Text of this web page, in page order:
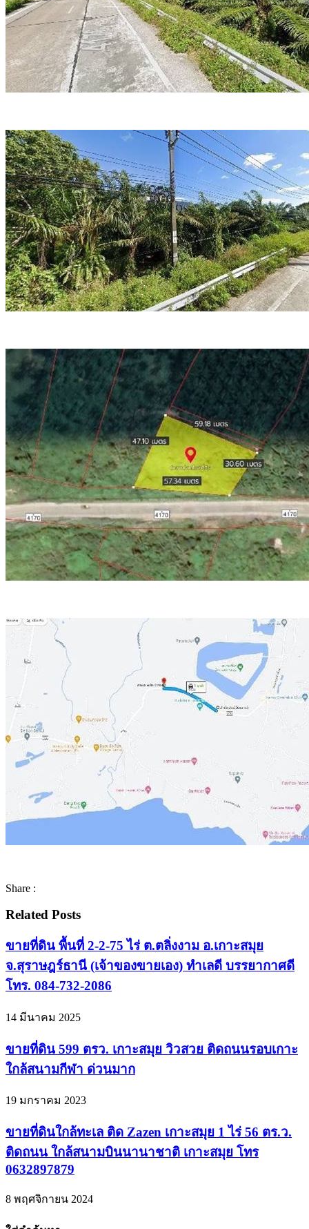
Share :
Related Posts
ขายที่ดิน พื้นที่ 2-2-75 ไร่ ต.ตลิ่งงาม อ.เกาะสมุย
จ.สุราษฎร์ธานี (เจ้าของขายเอง) ทำเลดี บรรยากาศดี
โทร. 084-732-2086
14 มีนาคม 2025
ขายที่ดิน 599 ตรว. เกาะสมุย วิวสวย ติดถนนรอบเกาะ
ใกล้สนามกีฬา ด่วนมาก
19 มกราคม 2023
ขายที่ดินใกล้ทะเล ติด Zazen เกาะสมุย 1 ไร่ 56 ตร.ว.
ติดถนน ใกล้สนามบินนานาชาติ เกาะสมุย โทร
0632897879
8 พฤศจิกายน 2024